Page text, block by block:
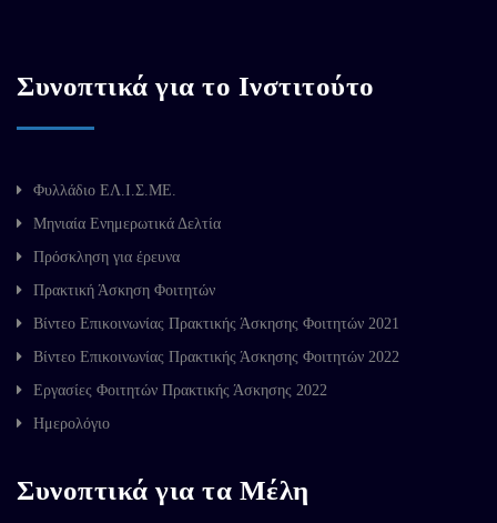
Συνοπτικά για το Ινστιτούτο
Φυλλάδιο ΕΛ.Ι.Σ.ΜΕ.
Μηνιαία Ενημερωτικά Δελτία
Πρόσκληση για έρευνα
Πρακτική Άσκηση Φοιτητών
Βίντεο Επικοινωνίας Πρακτικής Άσκησης Φοιτητών 2021
Βίντεο Επικοινωνίας Πρακτικής Άσκησης Φοιτητών 2022
Εργασίες Φοιτητών Πρακτικής Άσκησης 2022
Ημερολόγιο
Συνοπτικά για τα Μέλη